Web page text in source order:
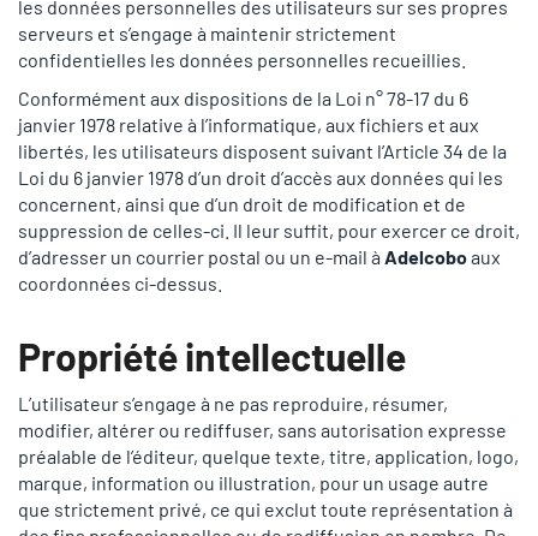
les données personnelles des utilisateurs sur ses propres
serveurs et s’engage à maintenir strictement
confidentielles les données personnelles recueillies.
Conformément aux dispositions de la Loi n° 78-17 du 6
janvier 1978 relative à l’informatique, aux fichiers et aux
libertés, les utilisateurs disposent suivant l’Article 34 de la
Loi du 6 janvier 1978 d’un droit d’accès aux données qui les
concernent, ainsi que d’un droit de modification et de
suppression de celles-ci. Il leur suffit, pour exercer ce droit,
d’adresser un courrier postal ou un e-mail à Adelcoboaux
coordonnées ci-dessus.
Propriété intellectuelle
L’utilisateur s’engage à ne pas reproduire, résumer,
modifier, altérer ou rediffuser, sans autorisation expresse
préalable de l’éditeur, quelque texte, titre, application, logo,
marque, information ou illustration, pour un usage autre
que strictement privé, ce qui exclut toute représentation à